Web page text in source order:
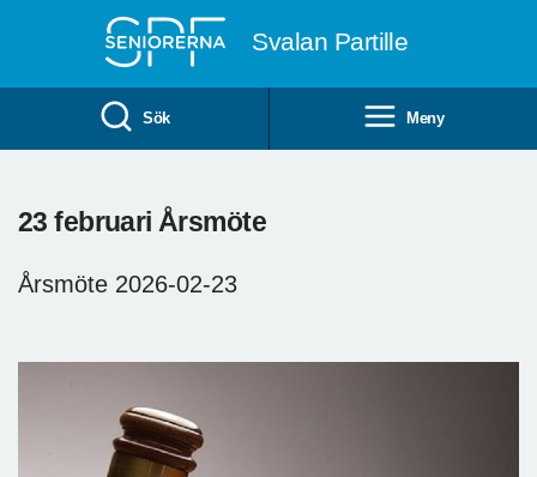
Svalan Partille
Sök Meny
23 februari Årsmöte
Årsmöte 2026-02-23